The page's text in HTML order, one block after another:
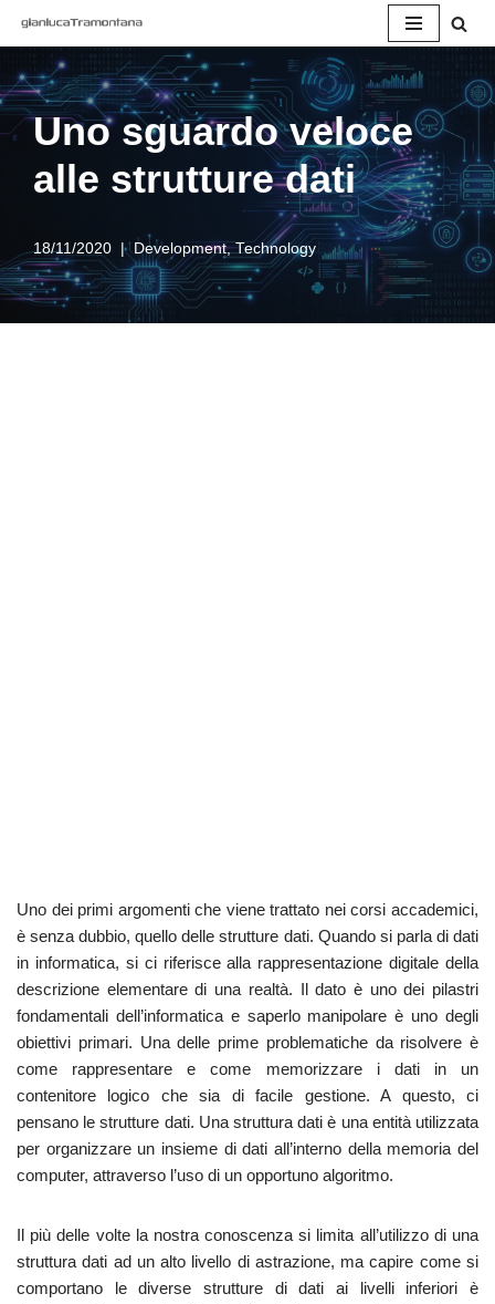
al
contenuto
Uno sguardo veloce
alle strutture dati
18/11/2020 Development,Technology
Uno dei primi argomenti che viene trattato nei corsi accademici,
è senza dubbio, quello delle strutture dati. Quando si parla di dati
in informatica, si ci riferisce alla rappresentazione digitale della
descrizione elementare di una realtà. Il dato è uno dei pilastri
fondamentali dell’informatica e saperlo manipolare è uno degli
obiettivi primari. Una delle prime problematiche da risolvere è
come rappresentare e come memorizzare i dati in un
contenitore logico che sia di facile gestione. A questo, ci
pensano le strutture dati. Una struttura dati è una entità utilizzata
per organizzare un insieme di dati all’interno della memoria del
computer, attraverso l’uso di un opportuno algoritmo.
Il più delle volte la nostra conoscenza si limita all’utilizzo di una
struttura dati ad un alto livello di astrazione, ma capire come si
comportano le diverse strutture di dati ai livelli inferiori è